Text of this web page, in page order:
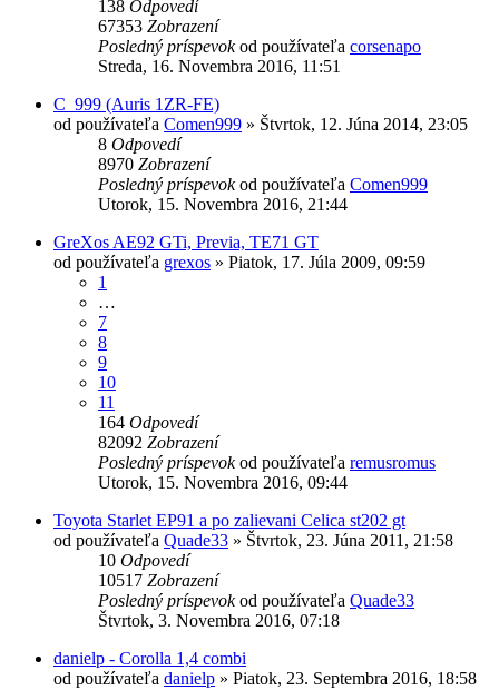
138 Odpovedí
67353 Zobrazení
Posledný príspevokod používateľa corsenapo
Streda, 16. Novembra 2016, 11:51
C_999 (Auris 1ZR-FE)
od používateľa Comen999 » Štvrtok, 12. Júna 2014, 23:05
8 Odpovedí
8970 Zobrazení
Posledný príspevokod používateľa Comen999
Utorok, 15. Novembra 2016, 21:44
GreXos AE92 GTi, Previa, TE71 GT
od používateľa grexos » Piatok, 17. Júla 2009, 09:59
1
…
7
8
9
10
11
164 Odpovedí
82092 Zobrazení
Posledný príspevokod používateľa remusromus
Utorok, 15. Novembra 2016, 09:44
Toyota Starlet EP91 a po zalievani Celica st202 gt
od používateľa Quade33 » Štvrtok, 23. Júna 2011, 21:58
10 Odpovedí
10517 Zobrazení
Posledný príspevokod používateľa Quade33
Štvrtok, 3. Novembra 2016, 07:18
danielp - Corolla 1,4 combi
od používateľa danielp » Piatok, 23. Septembra 2016, 18:58